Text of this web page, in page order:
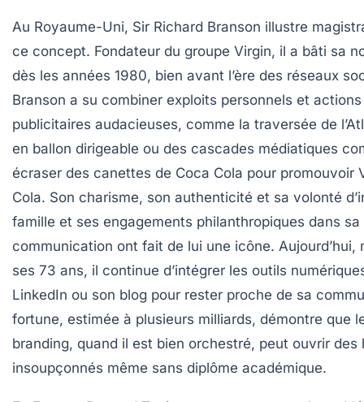
Au Royaume-Uni, Sir Richard Branson illustre
ce concept. Fondateur du groupe Virgin, il a bâti sa
dès les années 1980, bien avant l’ère des réseaux
Branson a su combiner exploits personnels et actions
publicitaires audacieuses, comme la traversée de
en ballon dirigeable ou des cascades médiatiques
écraser des canettes de Coca Cola pour promouvoir
Cola. Son charisme, son authenticité et sa volonté
famille et ses engagements philanthropiques dans sa
communication ont fait de lui une icône. Aujourd’hui,
ses 73 ans, il continue d’intégrer les outils
LinkedIn ou son blog pour rester proche de sa
fortune, estimée à plusieurs milliards, démontre que
branding, quand il est bien orchestré, peut ouvrir des
insoupçonnés même sans diplôme académique.